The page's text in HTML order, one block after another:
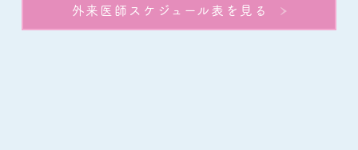
外来医師スケジュール表を見る